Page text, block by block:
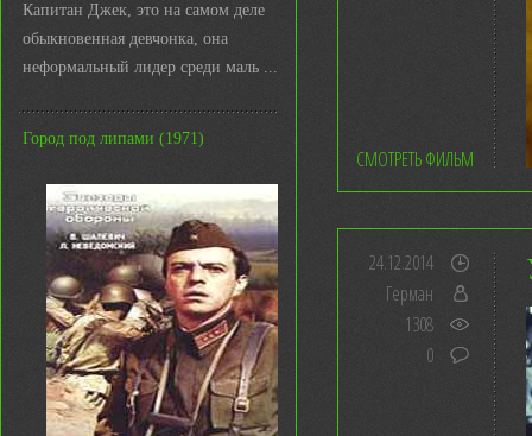
Капитан Джек, это на самом деле
обыкновенная девчонка, она
неформальный лидер среди маль ...
Город под липами (1971)
СМОТРЕТЬ ФИЛЬМ
24.12.2014
Герман
1308
0